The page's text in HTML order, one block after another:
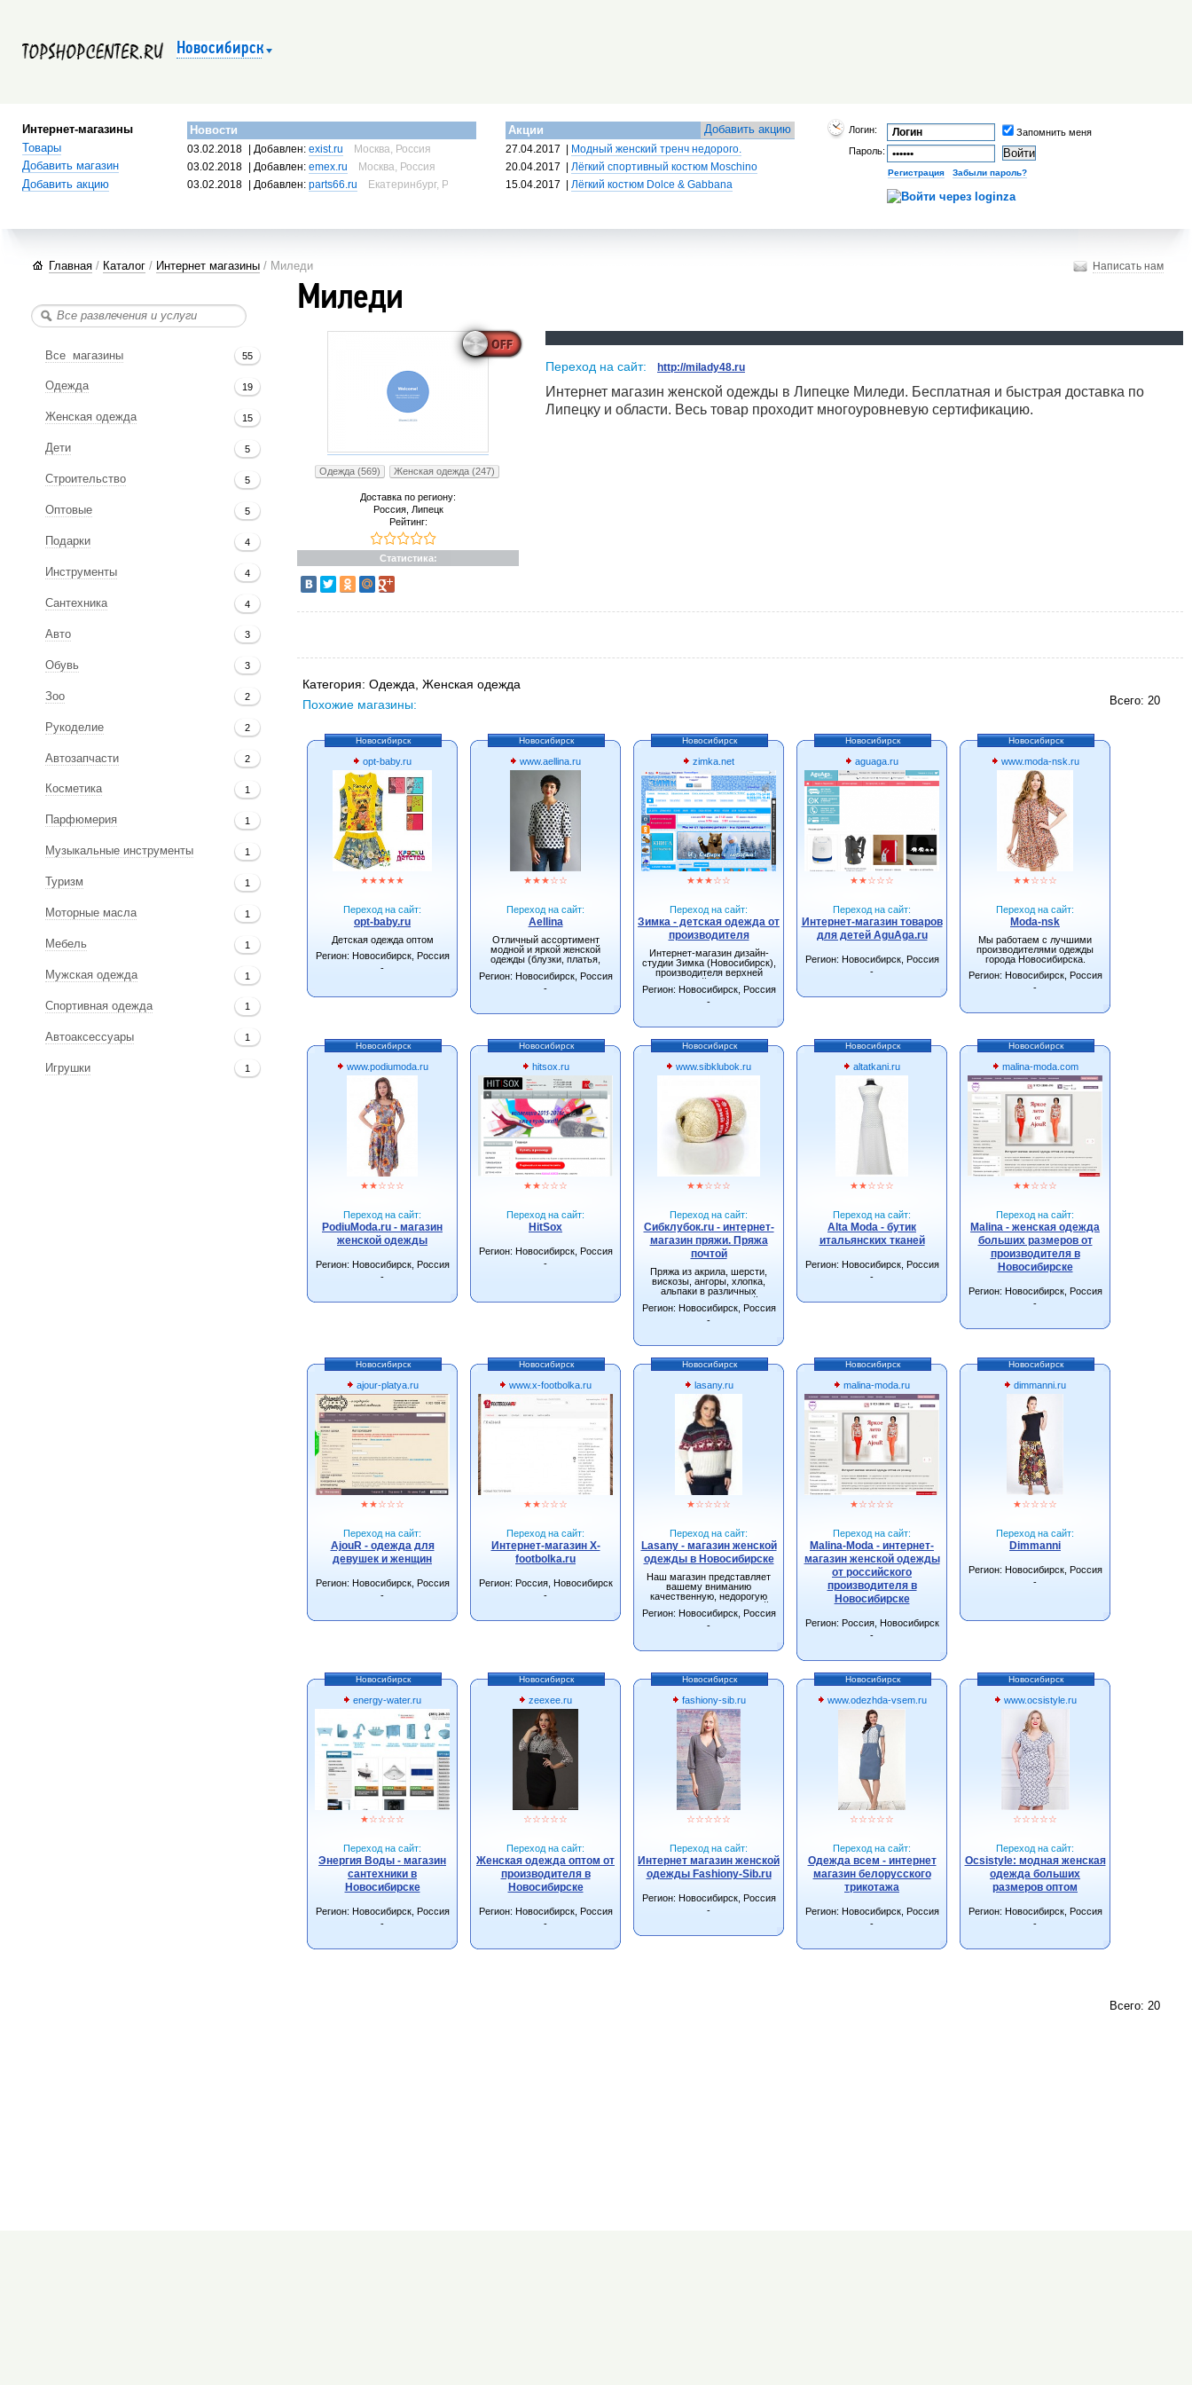
Новосибирск
Интернет-магазины
Товары
Добавить магазин
Добавить акцию
Новости
03.02.2018 | Добавлен: exist.ru
Москва, Россия
03.02.2018
| Добавлен: emex.ru
Москва, Россия
03.02.2018
| Добавлен: parts66.ru Екатеринбург, Россия
Добавить акцию
Акции
27.04.2017
Модный женский тренч недорого.
20.04.2017
Лёгкий спортивный костюм Moschino
15.04.2017
Лёгкий костюм Dolce & Gabbana
Логин:
Запомнить меня
Пароль:
Регистрация| Забыли пароль?
Написать нам
Главная / Каталог / Интернет магазины / Миледи
Все магазины 55
Одежда 19
Женская одежда 15
Дети 5
Строительство 5
Оптовые 5
Подарки 4
Инструменты 4
Сантехника 4
Авто 3
Обувь 3
Зоо 2
Рукоделие 2
Автозапчасти 2
Косметика 1
Парфюмерия 1
Музыкальные инструменты 1
Туризм 1
Моторные масла 1
Мебель 1
Мужская одежда 1
Спортивная одежда 1
Автоаксессуары 1
Игрушки 1
Миледи
Одежда (569) Женская одежда (247)
Доставка по региону:
Россия, Липецк
Рейтинг:
Статистика:
Переход на сайт: http://milady48.ru
Интернет магазин женской одежды в Липецке Миледи. Бесплатная и быстрая доставка по
Липецку и области. Весь товар проходит многоуровневую сертификацию.
Категория: Одежда, Женская одежда
Похожие магазины:
Всего: 20
Новосибирск
opt-baby.ru
★★★★★
Переход на сайт:
opt-baby.ru
Детская одежда оптом
Регион: Новосибирск, Россия
-
Новосибирск
www.aellina.ru
★★★☆☆
Переход на сайт:
Aellina
Отличный ассортимент
модной и яркой женской
одежды (блузки, платья,
Регион: Новосибирск, Россия
-
Новосибирск
zimka.net
★★★☆☆
Переход на сайт:
Зимка - детская одежда от
производителя
Интернет-магазин дизайн-
студии Зимка (Новосибирск),
производителя верхней
детской одежды.
Регион: Новосибирск, Россия
-
Новосибирск
aguaga.ru
★★☆☆☆
Переход на сайт:
Интернет-магазин товаров
для детей AguAga.ru
Регион: Новосибирск, Россия
-
Новосибирск
www.moda-nsk.ru
★★☆☆☆
Переход на сайт:
Moda-nsk
Мы работаем с лучшими
производителями одежды
города Новосибирска.
Регион: Новосибирск, Россия
-
Новосибирск
www.podiumoda.ru
★★☆☆☆
Переход на сайт:
PodiuModa.ru - магазин
женской одежды
Регион: Новосибирск, Россия
-
Новосибирск
hitsox.ru
★★☆☆☆
Переход на сайт:
HitSox
Регион: Новосибирск, Россия
-
Новосибирск
www.sibklubok.ru
★★☆☆☆
Переход на сайт:
Сибклубок.ru - интернет-
магазин пряжи. Пряжа
почтой
Пряжа из акрила, шерсти,
вискозы, ангоры, хлопка,
альпаки в различных
сочетаниях. Большой
ассортимент спиц, крючков и
других инструментов для
Регион: Новосибирск, Россия
-
Новосибирск
altatkani.ru
★★☆☆☆
Переход на сайт:
Alta Moda - бутик
итальянских тканей
Регион: Новосибирск, Россия
-
Новосибирск
malina-moda.com
★★☆☆☆
Переход на сайт:
Malina - женская одежда
больших размеров от
производителя в
Новосибирске
Регион: Новосибирск, Россия
-
Новосибирск
ajour-platya.ru
★★☆☆☆
Переход на сайт:
AjouR - одежда для
девушек и женщин
Регион: Новосибирск, Россия
-
Новосибирск
www.x-footbolka.ru
★★☆☆☆
Переход на сайт:
Интернет-магазин X-
footbolka.ru
Регион: Россия, Новосибирск
-
Новосибирск
lasany.ru
★☆☆☆☆
Переход на сайт:
Lasany - магазин женской
одежды в Новосибирске
Наш магазин представляет
вашему вниманию
качественную, недорогую
одежду от производителей
г.Новосибирска.
Регион: Новосибирск, Россия
-
Новосибирск
malina-moda.ru
★☆☆☆☆
Переход на сайт:
Malina-Moda - интернет-
магазин женской одежды
от российского
производителя в
Новосибирске
Регион: Россия, Новосибирск
-
Новосибирск
dimmanni.ru
★☆☆☆☆
Переход на сайт:
Dimmanni
Регион: Новосибирск, Россия
-
Новосибирск
energy-water.ru
★☆☆☆☆
Переход на сайт:
Энергия Воды - магазин
сантехники в
Новосибирске
Регион: Новосибирск, Россия
-
Новосибирск
zeexee.ru
☆☆☆☆☆
Переход на сайт:
Женская одежда оптом от
производителя в
Новосибирске
Регион: Новосибирск, Россия
-
Новосибирск
fashiony-sib.ru
☆☆☆☆☆
Переход на сайт:
Интернет магазин женской
одежды Fashiony-Sib.ru
Регион: Новосибирск, Россия
-
Новосибирск
www.odezhda-vsem.ru
☆☆☆☆☆
Переход на сайт:
Одежда всем - интернет
магазин белорусского
трикотажа
Регион: Новосибирск, Россия
-
Новосибирск
www.ocsistyle.ru
☆☆☆☆☆
Переход на сайт:
Ocsistyle: модная женская
одежда больших
размеров оптом
Регион: Новосибирск, Россия
-
Всего: 20